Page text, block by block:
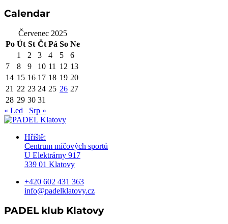
Calendar
Červenec 2025
Po Út St Čt Pá So Ne
1
2 3 4 5
6
7
8 9 10 11 12 13
14 15 16 17 18 19 20
21 22 23 24 25 26 27
28 29 30 31
« Led
Srp »
Hřiště:
Centrum míčových sportů
U Elektrárny 917
339 01 Klatovy
+420 602 431 363
info@padelklatovy.cz
PADEL klub Klatovy